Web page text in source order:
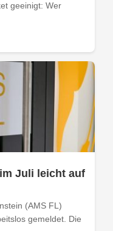
geeinigt: Wer
Juli leicht auf
(AMS FL)
gemeldet. Die